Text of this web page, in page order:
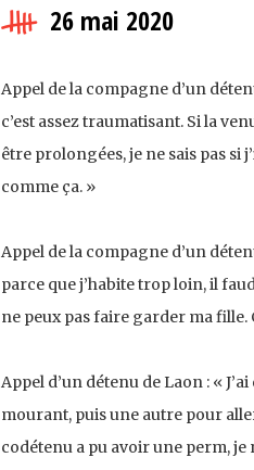
26 mai 2020
Appel de la compagne d’un
c’est assez traumatisant. Si la
être prolongées, je ne sais pas
comme ça. »
Appel de la compagne d’un
parce que j’habite trop loin, il
ne peux pas faire garder ma fille.
Appel d’un détenu de Laon : «
mourant, puis une autre pour
codétenu a pu avoir une perm,